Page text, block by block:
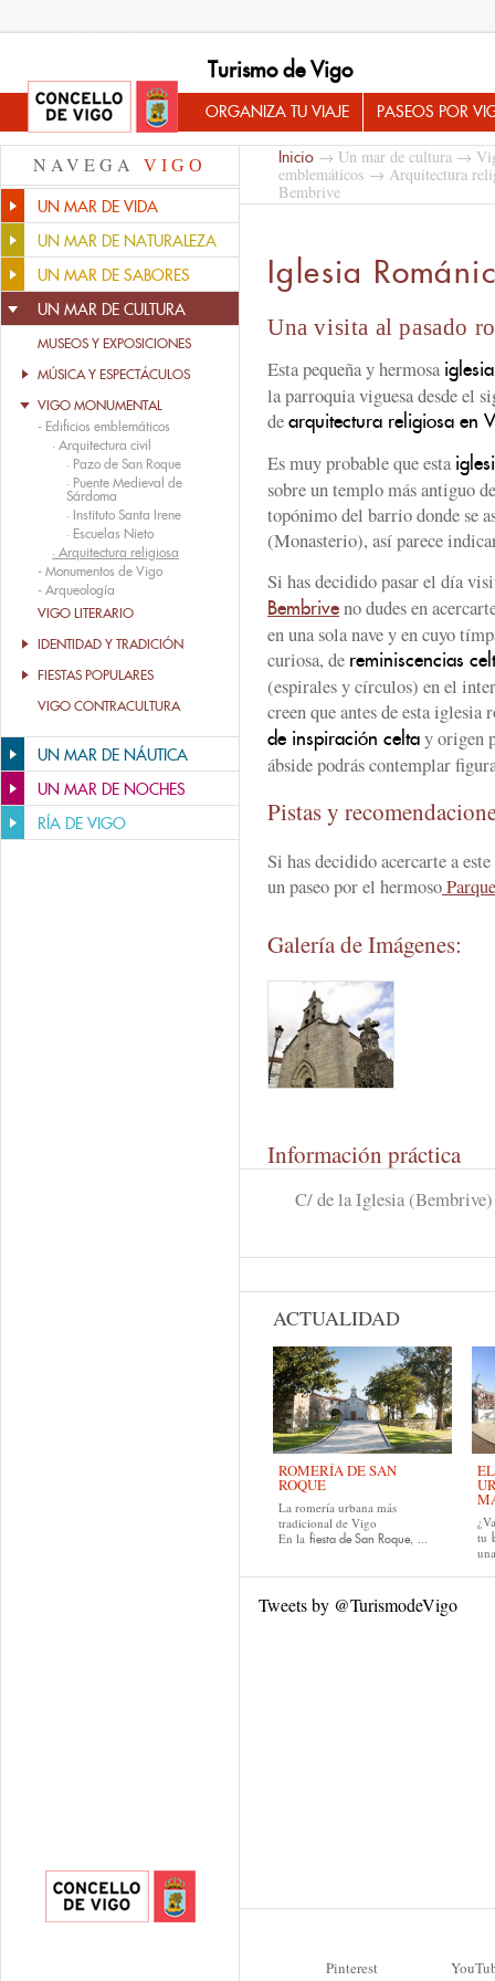
Turismo de Vigo
ORGANIZA TU VIAJE PASEOS POR
NAVEGA VIGO
UN MAR DE VIDA
UN MAR DE NATURALEZA
UN MAR DE SABORES
UN MAR DE CULTURA
MUSEOS Y EXPOSICIONES
MÚSICA Y ESPECTÁCULOS
VIGO MONUMENTAL
- Edificios emblemáticos
· Arquitectura civil
· Pazo de San Roque
· Puente Medieval de
Sárdoma
· Instituto Santa Irene
· Escuelas Nieto
· Arquitectura religiosa
- Monumentos de Vigo
- Arqueología
VIGO LITERARIO
IDENTIDAD Y TRADICIÓN
FIESTAS POPULARES
VIGO CONTRACULTURA
UN MAR DE NÁUTICA
UN MAR DE NOCHES
RÍA DE VIGO
Inicio → Un mar de cultura →
emblemáticos → Arquitectura
Bembrive
Iglesia
Una visita al pasado
Esta pequeña y hermosa iglesia
la parroquia viguesa desde el
dearquitectura religiosa en
Es muy probable que esta
sobre un templo más antiguo
topónimo del barrio donde se
(Monasterio), así parece
Si has decidido pasar el día
Bembriveno dudes en
en una sola nave y en cuyo
curiosa, de reminiscencias
(espirales y círculos) en el
creen que antes de esta
de inspiración celtay origen
ábside podrás contemplar
Pistas y
Si has decidido acercarte a este
un paseo por el hermoso
Galería de Imágenes:
Información práctica
C/ de la Iglesia (Bembrive)
ACTUALIDAD
ROMERÍA DE SAN
ROQUE
La romería urbana más
tradicional de Vigo
En la fiesta de San Roque, ...
tu
Tweets by @TurismodeVigo
Pinterest